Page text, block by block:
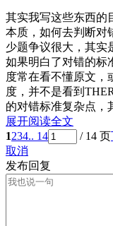
其实我写这些东西的
本质，如何去判断对
少题争议很大，其实
如果明白了对错的标
度常在看不懂原文，
度，并不是看到
的对错标准复杂点，
展开阅读全文
1234.. 14 / 14 页
取消
发布回复